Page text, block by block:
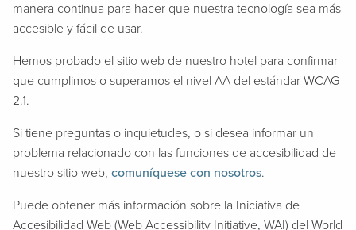
manera continua para hacer que nuestra tecnología sea más
accesible y fácil de usar.
Hemos probado el sitio web de nuestro hotel para confirmar
que cumplimos o superamos el nivel AA del estándar WCAG
2.1.
Si tiene preguntas o inquietudes, o si desea informar un
problema relacionado con las funciones de accesibilidad de
nuestro sitio web, comuníquese con nosotros.
Puede obtener más información sobre la Iniciativa de
Accesibilidad Web (Web Accessibility Initiative, WAI) del World